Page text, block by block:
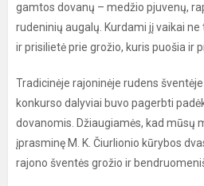
gamtos dovanų – medžio pjuvenų,
rudeninių augalų. Kurdami jį vaikai
ir prisilietė prie grožio, kuris puošia ir
Tradicinėje rajoninėje rudens šventėje
konkurso dalyviai buvo pagerbti
dovanomis. Džiaugiamės, kad mūsų
įprasminę M. K. Čiurlionio kūrybos
rajono šventės grožio ir